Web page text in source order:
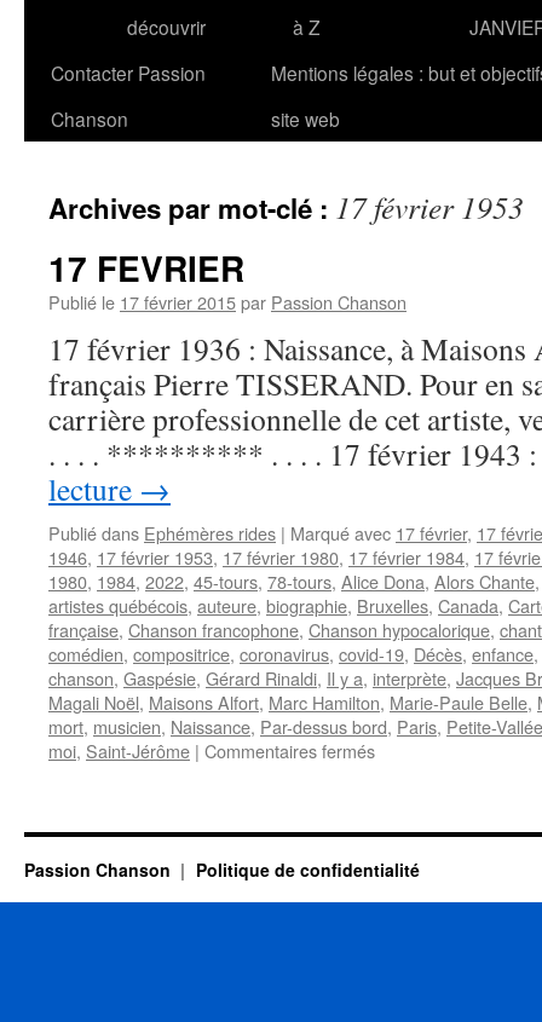
découvrir
à Z
Contacter Passion
Chanson
Mentions légales : but et
site web
Archives par mot-clé : 17 février 1953
17 FEVRIER
Publié le 17 février 2015par Passion Chanson
17 février 1936 : Naissance, à
français Pierre TISSERAND. Pour en
carrière professionnelle de cet artiste,
. . . . ********** . . . . 17 février
lecture →
Publié dans Ephémères rides | Marqué avec 17 février, 17
1946, 17 février 1953, 17 février 1980, 17 février 1984, 17
1980, 1984, 2022, 45-tours, 78-tours, Alice Dona, Alors Chante
artistes québécois, auteure, biographie, Bruxelles, Canada,
française, Chanson francophone, Chanson hypocalorique,
comédien, compositrice, coronavirus, covid-19, Décès, enfance,
chanson, Gaspésie, Gérard Rinaldi, Il y a, interprète, Jacques
Magali Noël, Maisons Alfort, Marc Hamilton, Marie-Paule Belle,
mort, musicien, Naissance, Par-dessus bord, Paris, Petite-Vallée
moi, Saint-Jérôme | Commentaires ferméssur
Passion Chanson Politique de confidentialité